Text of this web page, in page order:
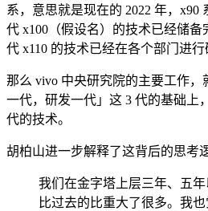
系，意思就是现在的 2022 年，x90
代 x100（假设名）的技术已经储
代 x110 的技术已经在各个部门进行
那么 vivo 中央研究院的主要工作
一代，研发一代」这 3 代的基础上
代的技术。
胡柏山进一步解释了这背后的思考
我们在金字塔上层三年、五
比过去的比重大了很多。我